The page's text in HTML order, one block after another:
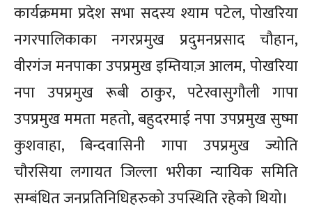
कार्यक्रममा प्रदेश सभा सदस्य श्याम पटेल, पोखरिया
नगरपालिकाका नगरप्रमुख प्रदुमनप्रसाद चौहान,
वीरगंज मनपाका उपप्रमुख इम्तियाज़ आलम, पोखरिया
नपा उपप्रमुख रूबी ठाकुर, पटेरवासुगौली गापा
उपप्रमुख ममता महतो, बहुदरमाई नपा उपप्रमुख सुष्मा
कुशवाहा, बिन्दवासिनी गापा उपप्रमुख ज्योति
चौरसिया लगायत जिल्ला भरीका न्यायिक समिति
सम्बंधित जनप्रतिनिधिहरुको उपस्थिति रहेको थियो।